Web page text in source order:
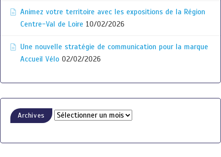
Animez votre territoire avec les expositions de la Région
Centre-Val de Loire 10/02/2026
Une nouvelle stratégie de communication pour la marque
Accueil Vélo 02/02/2026
Archives